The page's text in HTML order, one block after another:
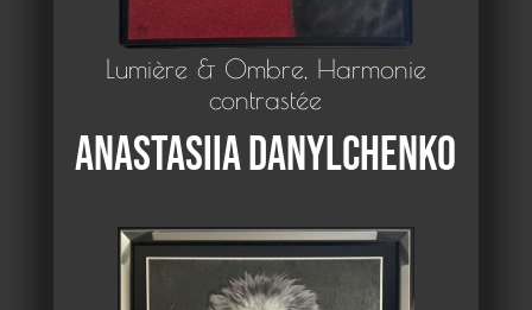
Lumière & Ombre, Harmonie
contrastée
Anastasiia DANYLCHENKO